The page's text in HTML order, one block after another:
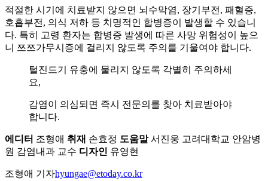
적절한 시기에 치료받지 않으면 뇌수막염, 장기부전, 패혈증,
호흡부전, 의식 저하 등 치명적인 합병증이 발생할 수 있습니
다. 특히 고령 환자는 합병증 발생에 따른 사망 위험성이 높으
니 쯔쯔가무시증에 걸리지 않도록 주의를 기울여야 합니다.
털진드기 유충에 물리지 않도록 각별히 주의하세
요,
감염이 의심되면 즉시 전문의를 찾아 치료받아야
합니다.
에디터 조형애 취재 손효정 도움말서진웅 고려대학교 안암병
원 감염내과 교수 디자인 유영현
조형애 기자hyungae@etoday.co.kr